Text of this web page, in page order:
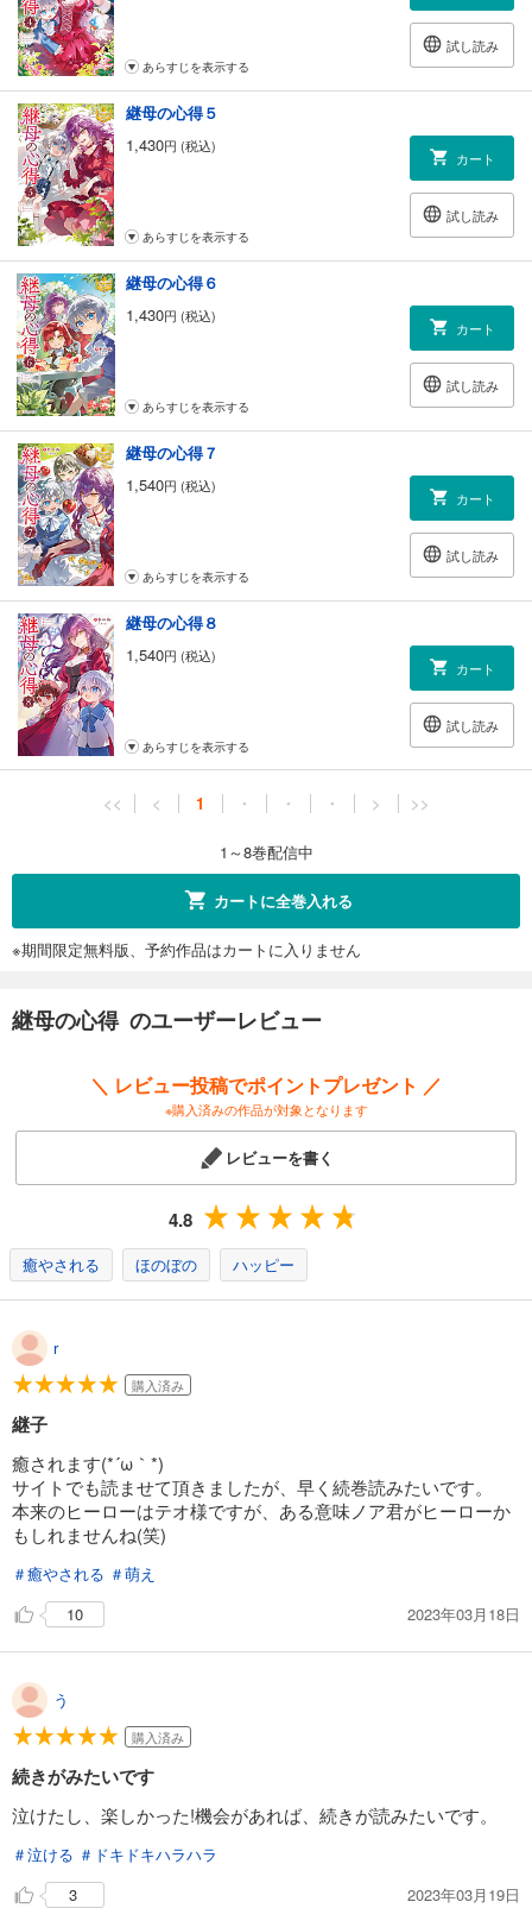
試し読み
あらすじを表示する
継母の心得５
1,430円 (税込)
カート
試し読み
あらすじを表示する
継母の心得６
1,430円 (税込)
カート
試し読み
あらすじを表示する
継母の心得７
1,540円 (税込)
カート
試し読み
あらすじを表示する
継母の心得８
1,540円 (税込)
カート
試し読み
あらすじを表示する
<< < 1 ・ ・ ・ > >>
1～8巻配信中
カートに全巻入れる
※期間限定無料版、予約作品はカートに入りません
継母の心得 のユーザーレビュー
＼ レビュー投稿でポイントプレゼント ／
※購入済みの作品が対象となります
レビューを書く
4.8
癒やされる ほのぼの ハッピー
r
購入済み
継子
癒されます(*´ω｀*)
サイトでも読ませて頂きましたが、早く続巻読みたいです。
本来のヒーローはテオ様ですが、ある意味ノア君がヒーローか
もしれませんね(笑)
＃癒やされる ＃萌え
10
2023年03月18日
う
購入済み
続きがみたいです
泣けたし、楽しかった!機会があれば、続きが読みたいです。
＃泣ける ＃ドキドキハラハラ
3
2023年03月19日